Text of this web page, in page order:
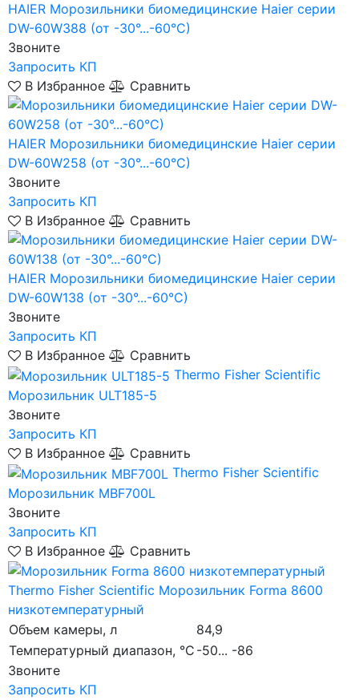
HAIER Морозильники биомедицинские Haier серии
DW-60W388 (от -30°...-60°C)
Звоните
Запросить КП
В Избранное
Сравнить
HAIER Морозильники биомедицинские Haier серии
DW-60W258 (от -30°...-60°C)
Звоните
Запросить КП
В Избранное
Сравнить
HAIER Морозильники биомедицинские Haier серии
DW-60W138 (от -30°...-60°C)
Звоните
Запросить КП
В Избранное
Сравнить
Thermo Fisher Scientific
Морозильник ULT185-5
Звоните
Запросить КП
В Избранное
Сравнить
Thermo Fisher Scientific
Морозильник MBF700L
Звоните
Запросить КП
В Избранное
Сравнить
Thermo Fisher Scientific Морозильник Forma 8600
низкотемпературный
Объем камеры, л
84,9
Температурный диапазон, °C -50... -86
Звоните
Запросить КП